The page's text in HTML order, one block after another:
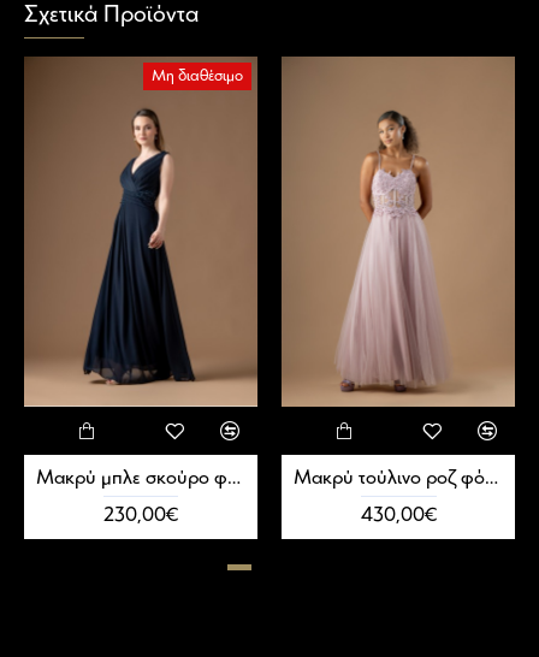
Σχετικά Προϊόντα
Μη διαθέσιμο
Μακρύ μπλε σκούρο φόρεμα κρουαζέ
230,00€
Μακρύ τούλινο ροζ φόρεμα με κορσέ και πέρλες
430,00€